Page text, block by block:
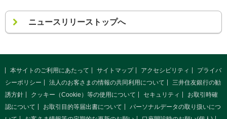
ニュースリリーストップへ
本サイトのご利用にあたって サイトマップ アクセシビリティ
プライバ
シーポリシー
法人のお客さまの情報の共同利用について
三井住友銀行の勧
誘方針
クッキー（Cookie）等の使用について セキュリティ
お取引時確
認について
お取引目的等届出書について
パーソナルデータの取り扱いにつ